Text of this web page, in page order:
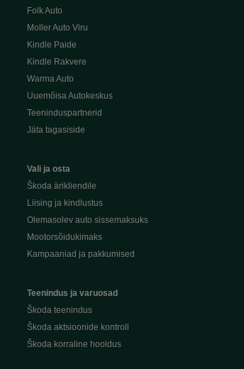
Folk Auto
Moller Auto Viru
Kindle Paide
Kindle Rakvere
Warma Auto
Uuemõisa Autokeskus
Teeninduspartnerid
Jäta tagasiside
Vali ja osta
Škoda ärikliendile
Liising ja kindlustus
Olemasolev auto sissemaksuks
Mootorsõidukimaks
Kampaaniad ja pakkumised
Teenindus ja varuosad
Škoda teenindus
Škoda aktsioonide kontroll
Škoda korraline hooldus